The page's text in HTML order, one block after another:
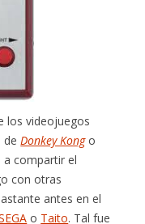
los videojuegos
de Donkey Kongo
a compartir el
con otras
antes en el
o Taito. Tal fue